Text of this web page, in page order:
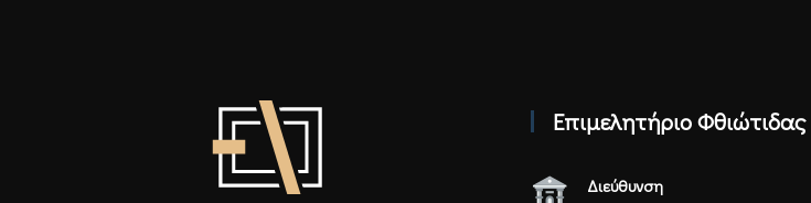
Επιμελητήριο Φθιώτιδας
Διεύθυνση